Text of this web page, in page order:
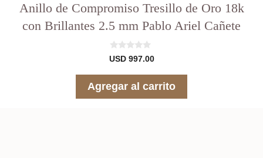
Anillo de Compromiso Tresillo de Oro 18k
con Brillantes 2.5 mm Pablo Ariel Cañete
0
d
USD997.00
Agregar al carrito